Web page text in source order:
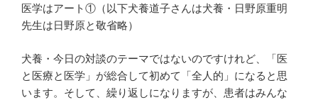
医学はアート①（以下犬養道子さんは犬養・日野原重明
先生は日野原と敬省略）
犬養・今日の対談のテーマではないのですけれど、「医
と医療と医学」が総合して初めて「全人的」になると思
います。そして、繰り返しになりますが、患者はみんな